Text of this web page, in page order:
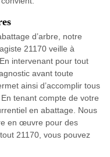
d’arbre, notre
21170 veille à
intervenant pour tout
avant toute
ainsi d’accomplir tous
tenant compte de votre
en abattage. Nous
en œuvre pour des
21170, vous pouvez